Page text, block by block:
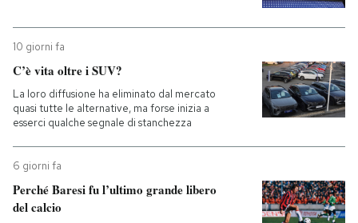
10 giorni fa
C’è vita oltre i SUV?
La loro diffusione ha eliminato dal mercato
quasi tutte le alternative, ma forse inizia a
esserci qualche segnale di stanchezza
6 giorni fa
Perché Baresi fu l’ultimo grande libero
del calcio